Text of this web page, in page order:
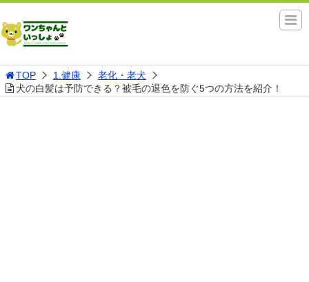
TOP 1.健康
老化・老犬
犬の白髪は予防できる？被毛の退色を防ぐ5つの方法を紹介！